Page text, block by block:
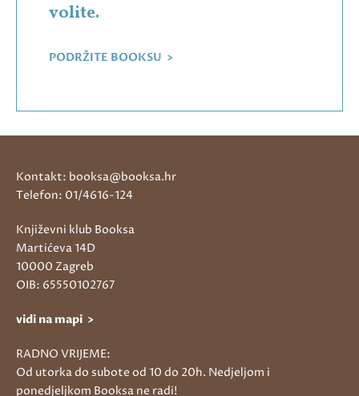
volite.
PODRŽITE BOOKSU >
Kontakt: booksa@booksa.hr
Telefon: 01/4616-124
Književni klub Booksa
Martićeva 14D
10000 Zagreb
OIB: 65550102767
vidi na mapi >
RADNO VRIJEME:
Od utorka do subote od 10 do 20h. Nedjeljom i
ponedjeljkom Booksa ne radi!